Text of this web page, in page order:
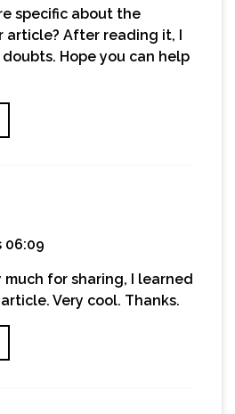
specific about the
article? After reading it, I
Hope you can help
06:09
much for sharing, I learned
Very cool. Thanks.